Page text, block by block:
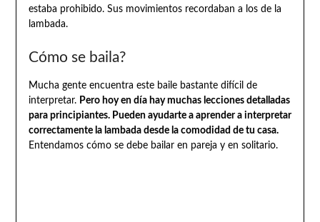
estaba prohibido. Sus movimientos recordaban a los de la
lambada.
Cómo se baila?
Mucha gente encuentra este baile bastante difícil de
interpretar. Pero hoy en día hay muchas lecciones detalladas
para principiantes. Pueden ayudarte a aprender a interpretar
correctamente la lambada desde la comodidad de tu casa.
Entendamos cómo se debe bailar en pareja y en solitario.